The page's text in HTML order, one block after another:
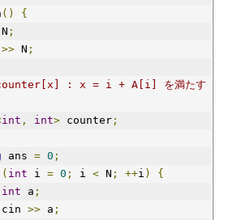
()
{
N ;
>> N ;
: x = i + A[i] を満たす
int , int> counter ;
ans = 0 ;
( int i = 0 ; i < N ; ++i )
{
int a ;
        cin
>> a ;